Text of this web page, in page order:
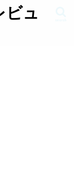
ビュ